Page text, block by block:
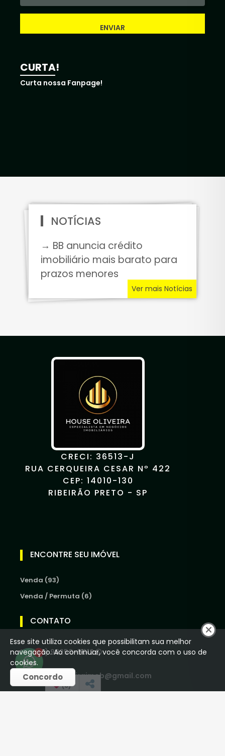
ENVIAR
CURTA!
Curta nossa Fanpage!
NOTÍCIAS
→ BB anuncia crédito
imobiliário mais barato para
prazos menores
Ver mais Notícias
CRECI: 36513-J
RUA CERQUEIRA CESAR Nº 422
CEP: 14010-130
RIBEIRÃO PRETO - SP
ENCONTRE SEU IMÓVEL
Venda (93)
Venda / Permuta (6)
CONTATO
(16) 98250-5012
houseoliveiraimob@gmail.com
1
(0)
Esse site utiliza cookies que possibilitam sua melhor
navegação. Ao continuar, você concorda com o uso de
cookies.
Concordo